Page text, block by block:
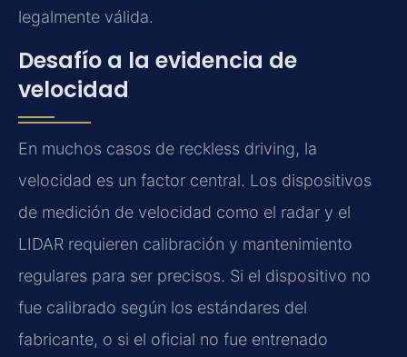
legalmente válida.
Desafío a la evidencia de
velocidad
En muchos casos de reckless driving, la
velocidad es un factor central. Los dispositivos
de medición de velocidad como el radar y el
LIDAR requieren calibración y mantenimiento
regulares para ser precisos. Si el dispositivo no
fue calibrado según los estándares del
fabricante, o si el oficial no fue entrenado